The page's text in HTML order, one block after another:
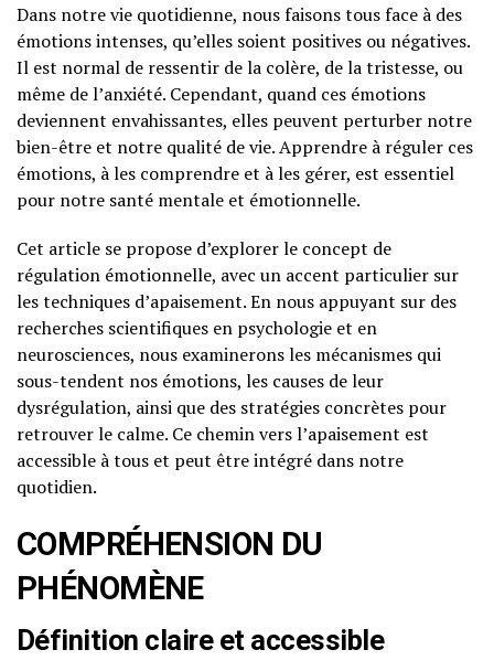
Dans notre vie quotidienne, nous faisons tous face à des
émotions intenses, qu’elles soient positives ou négatives.
Il est normal de ressentir de la colère, de la tristesse, ou
même de l’anxiété. Cependant, quand ces émotions
deviennent envahissantes, elles peuvent perturber notre
bien-être et notre qualité de vie. Apprendre à réguler ces
émotions, à les comprendre et à les gérer, est essentiel
pour notre santé mentale et émotionnelle.
Cet article se propose d’explorer le concept de
régulation émotionnelle, avec un accent particulier sur
les techniques d’apaisement. En nous appuyant sur des
recherches scientifiques en psychologie et en
neurosciences, nous examinerons les mécanismes qui
sous-tendent nos émotions, les causes de leur
dysrégulation, ainsi que des stratégies concrètes pour
retrouver le calme. Ce chemin vers l’apaisement est
accessible à tous et peut être intégré dans notre
quotidien.
COMPRÉHENSION DU
PHÉNOMÈNE
Définition claire et accessible